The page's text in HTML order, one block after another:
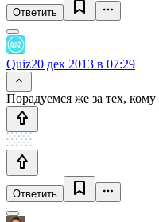
Ответить
Quiz20 дек 2013 в 07:29
Порадуемся же за тех, кому
Ответить